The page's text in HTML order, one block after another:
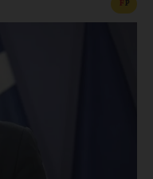
FP